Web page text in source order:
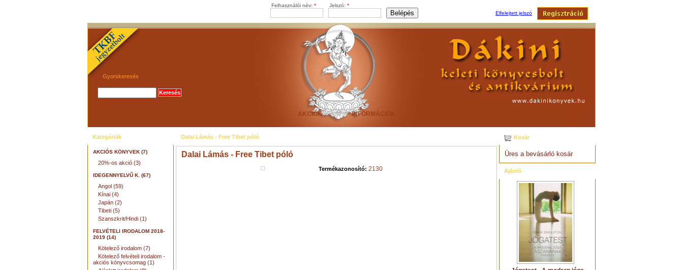
Felhasználói név: * Jelszó: *
Elfelejtett jelszó
Gyorskeresés
AKCIÓK INFORMÁCIÓK
Kategóriák
AKCIÓS KÖNYVEK (7)
20%-os akció (3)
IDEGENNYELVŰ K. (67)
Angol (59)
Kínai (4)
Japán (2)
Tibeti (5)
Szanszkrit/Hindi (1)
FELVÉTELI IRODALOM 2018-
2019 (14)
Kötelező irodalom (7)
Kötelező felvételi irodalom -
akciós könyvcsomag (1)
Kosár
Üres a bevásárló kosár
Ajánló
Dalai Lámás - Free Tibet póló
Dalai Lámás - Free Tibet póló
Termékazonosító: 2130